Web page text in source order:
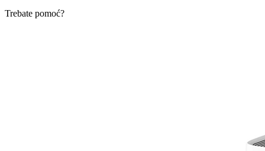
Trebate pomoć?